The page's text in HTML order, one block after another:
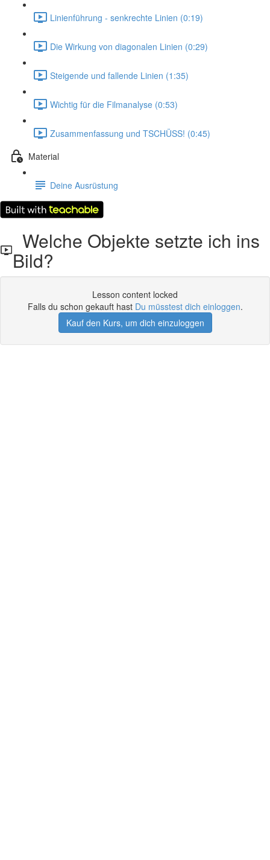
Linienführung - senkrechte Linien (0:19)
Die Wirkung von diagonalen Linien (0:29)
Steigende und fallende Linien (1:35)
Wichtig für die Filmanalyse (0:53)
Zusammenfassung und TSCHÜSS! (0:45)
Material
Deine Ausrüstung
Welche Objekte setzte ich ins
Bild?
Lesson content locked
Falls du schon gekauft hast Du müsstest dich einloggen.
Kauf den Kurs, um dich einzuloggen